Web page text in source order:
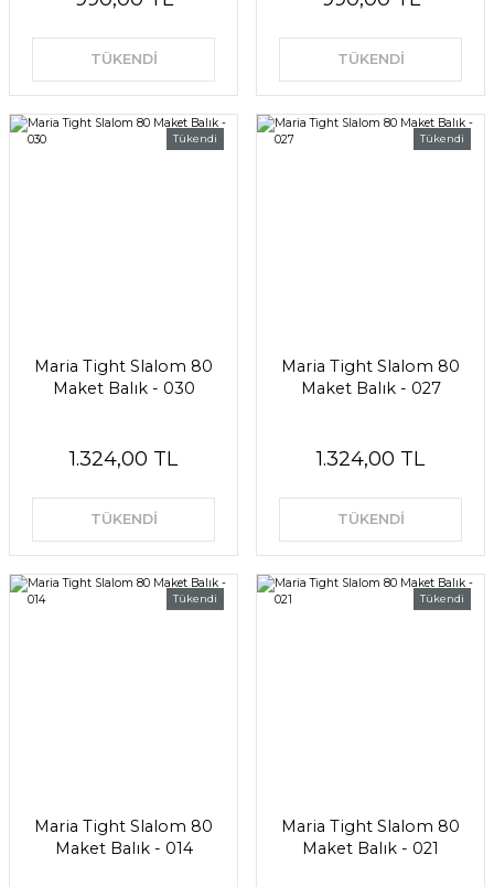
TÜKENDİ TÜKENDİ
Tükendi
Maria Tight Slalom 80
Maket Balık - 030
1.324,00 TL
TÜKENDİ
Tükendi
Maria Tight Slalom 80
Maket Balık - 027
1.324,00 TL
TÜKENDİ
Tükendi
Maria Tight Slalom 80
Maket Balık - 014
Tükendi
Maria Tight Slalom 80
Maket Balık - 021